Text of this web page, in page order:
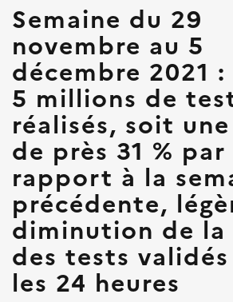
Semaine du 29
novembre au 5
décembre 2021
5 millions de
réalisés, soit
de près 31 % par
rapport à la
précédente,
diminution de
des tests
les 24 heures